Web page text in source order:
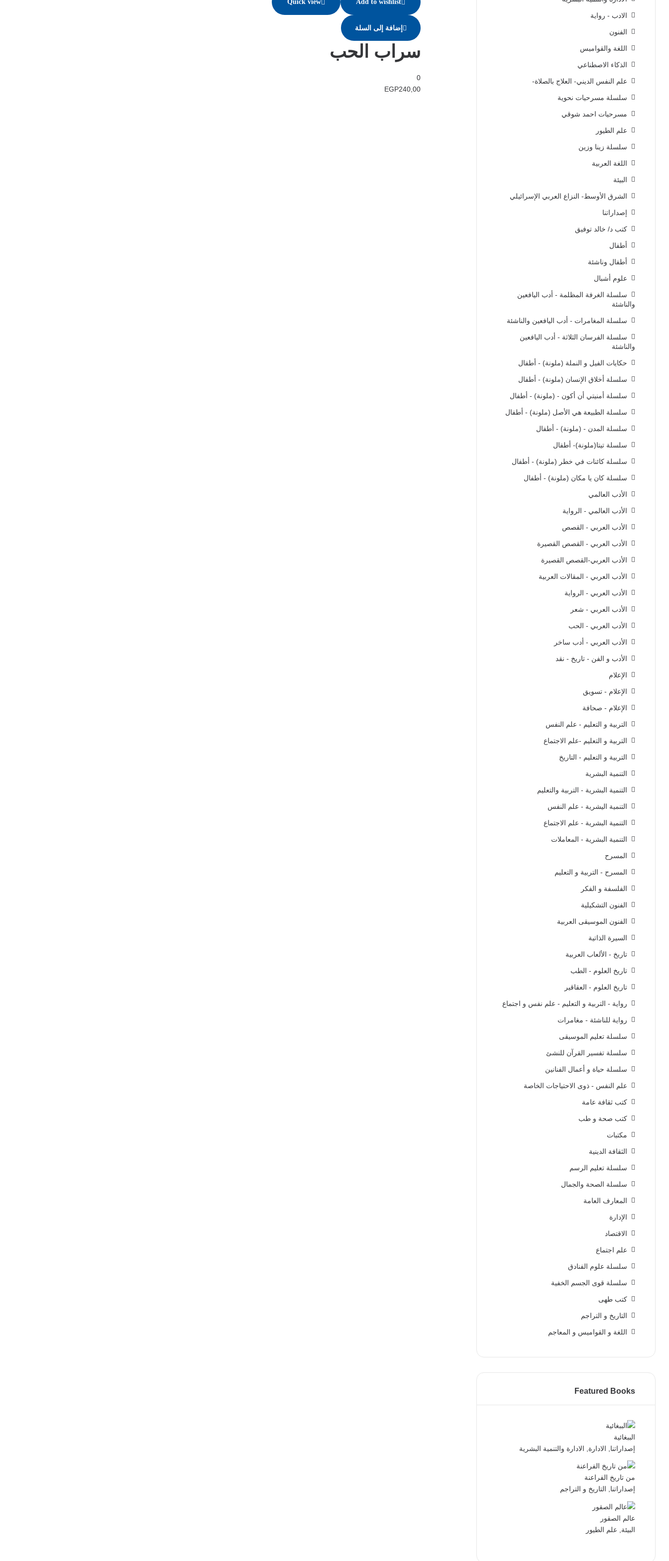
Add to wishlist
Quick view
إضافة إلى السلة
سراب الحب
0
EGP240,00
الادب - رواية
الفنون
اللغة والقواميس
الذكاء الاصطناعي
علم النفس الديني- العلاج بالصلاة-
سلسلة مسرحيات نحوية
مسرحيات احمد شوقي
علم الطيور
سلسلة زينا وزين
اللغة العربية
البيئة
الشرق الأوسط- النزاع العربي الإسرائيلي
إصداراتنا
كتب د/ خالد توفيق
أطفال
أطفال وناشئة
علوم أشبال
سلسلة الغرفة المظلمة - أدب اليافعين
والناشئة
سلسلة المغامرات - أدب اليافعين والناشئة
سلسلة الفرسان الثلاثة - أدب اليافعين
والناشئة
حكايات الفيل و النملة (ملونة) - أطفال
سلسلة أخلاق الإنسان (ملونة) - أطفال
سلسلة أمنيتي أن أكون - (ملونة) - أطفال
سلسلة الطبيعة هي الأصل (ملونة) - أطفال
سلسلة المدن - (ملونة) - أطفال
سلسلة تيتا(ملونة)- أطفال
سلسلة كائنات في خطر (ملونة) - أطفال
سلسلة كان يا مكان (ملونة) - أطفال
الأدب العالمي
الأدب العالمي - الرواية
الأدب العربي - القصص
الأدب العربي - القصص القصيرة
الأدب العربي-القصص القصيرة
الأدب العربي - المقالات العربية
الأدب العربي - الرواية
الأدب العربي - شعر
الأدب العربي - الحب
الأدب العربي - أدب ساخر
الأدب و الفن - تاريخ - نقد
الإعلام
الإعلام - تسويق
الإعلام - صحافة
التربية و التعليم - علم النفس
التربية و التعليم -علم الاجتماع
التربية و التعليم - التاريخ
التنمية البشرية
التنمية البشرية - التربية والتعليم
التنمية اليشرية - علم النفس
التنمية البشرية - علم الاجتماع
التنمية البشرية - المعاملات
المسرح
المسرح - التربية و التعليم
الفلسفة و الفكر
الفنون التشكيلية
الفنون الموسيقى العربية
السيرة الذاتية
تاريخ - الألعاب العربية
تاريخ العلوم - الطب
تاريخ العلوم - العقاقير
رواية - التربية و التعليم - علم نفس و اجتماع
رواية للناشئة - مغامرات
سلسلة تعليم الموسيقى
سلسلة تفسير القرآن للنشئ
سلسلة حياة و أعمال الفنانين
علم النفس - ذوى الاحتياجات الخاصة
كتب ثقافة عامة
كتب صحة و طب
مكتبات
الثقافة الدينية
سلسلة تعليم الرسم
سلسلة الصحة والجمال
المعارف العامة
الإدارة
الاقتصاد
علم اجتماع
سلسلة علوم الفنادق
سلسلة قوى الجسم الخفية
كتب طهى
التاريخ و التراجم
اللغة و القواميس و المعاجم
Featured Books
الببغائية
إصداراتنا
الادارة الادارة والتنمية البشرية
من تاريخ الفراعنة
إصداراتنا, التاريخ و التراجم
عالم الصقور
البيئة
علم الطيور